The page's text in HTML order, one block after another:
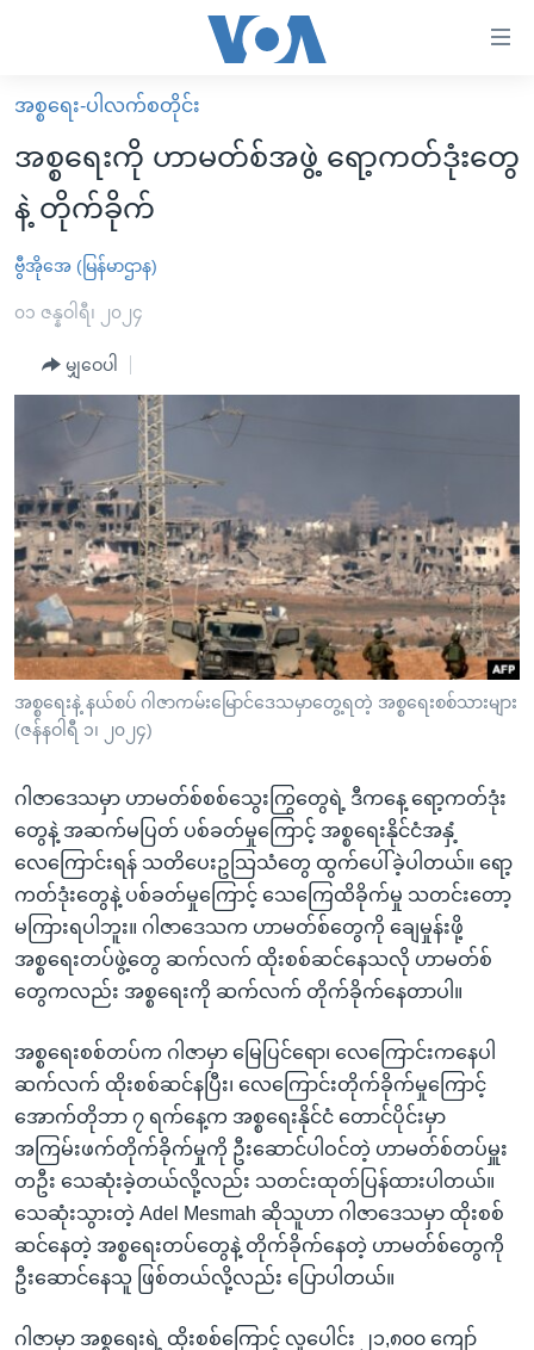
လွယ်ကူ
စေ
သည့်
Link
များ
ပင်မ
ပင်မ
အ
ညွန်း
စာမျက်နှာ
သို့
ကျော်
ကြည့်
ရန်
ရန်
နေရာ
သို့
ကျော်
ရန်
မူလစာမျက်နှာ
မြန်မာ
ကမ္ဘာ့သတင်းများ
နိုင်ငံတကာ
အမေရိကန်
အစ္စရေး-ပါလက်စတိုင်း
ဗွီဒီယို
သတင်းလွတ်လပ်ခွင့်
အင်္ဂလိပ်စာလေ့လာမယ်
အမေရိကန်သုံးအီဒီယံ
မကြေးမုံရဲ့ အင်္ဂလိပ်စာ
ရုပ်ရှင်ထဲက အင်္ဂလိပ်စာ
သုတပဒေသာ အင်္ဂလိပ်စာ
အပတ်စဉ်ကဏ္ဍများ
တီဗွီ
ရေဒီယိုနှင့်ရုပ်သံ အချက်အလက်များ
ရေဒီယို/တီဗွီအစီအစဉ်
Learning English
ဗွီအိုအေ လူမှုကွန်ယက်များ
အစ္စရေး-ပါလက်စတိုင်း
အစ္စရေးကို ဟာမတ်စ်အဖွဲ့ ရော့ကတ်ဒုံးတွေ
နဲ့ တိုက်ခိုက်
ဗွီအိုအေ (မြန်မာဌာန)
၀၁ ဇန္နဝါရီ၊ ၂၀၂၄
မျှဝေပါ
အစ္စရေးနဲ့ နယ်စပ် ဂါဇာကမ်းမြောင်ဒေသမှာတွေ့ရတဲ့ အစ္စရေးစစ်သားများ
(ဇန်နဝါရီ ၁၊ ၂၀၂၄)
ဂါဇာဒေသမှာ ဟာမတ်စ်စစ်သွေးကြွတွေရဲ့ ဒီကနေ့ ရော့ကတ်ဒုံး
တွေနဲ့ အဆက်မပြတ် ပစ်ခတ်မှုကြောင့် အစ္စရေးနိုင်ငံအနှံ့
လေကြောင်းရန် သတိပေးဥသြသံတွေ ထွက်ပေါ်ခဲ့ပါတယ်။ ရော့
ကတ်ဒုံးတွေနဲ့ ပစ်ခတ်မှုကြောင့် သေကြေထိခိုက်မှု သတင်းတော့
မကြားရပါဘူး။ ဂါဇာဒေသက ဟာမတ်စ်တွေကို ချေမှုန်းဖို့
အစ္စရေးတပ်ဖွဲ့တွေ ဆက်လက် ထိုးစစ်ဆင်နေသလို ဟာမတ်စ်
တွေကလည်း အစ္စရေးကို ဆက်လက် တိုက်ခိုက်နေတာပါ။
အစ္စရေးစစ်တပ်က ဂါဇာမှာ မြေပြင်ရော၊ လေကြောင်းကနေပါ
ဆက်လက် ထိုးစစ်ဆင်နပြီး၊ လေကြောင်းတိုက်ခိုက်မှုကြောင့်
အောက်တိုဘာ ၇ ရက်နေ့က အစ္စရေးနိုင်ငံ တောင်ပိုင်းမှာ
အကြမ်းဖက်တိုက်ခိုက်မှုကို ဦးဆောင်ပါဝင်တဲ့ ဟာမတ်စ်တပ်မှူး
တဦး သေဆုံးခဲ့တယ်လို့လည်း သတင်းထုတ်ပြန်ထားပါတယ်။
သေဆုံးသွားတဲ့ Adel Mesmah ဆိုသူဟာ ဂါဇာဒေသမှာ ထိုးစစ်
ဆင်နေတဲ့ အစ္စရေးတပ်တွေနဲ့ တိုက်ခိုက်နေတဲ့ ဟာမတ်စ်တွေကို
ဦးဆောင်နေသူ ဖြစ်တယ်လို့လည်း ပြောပါတယ်။
ဂါဇာမှာ အစ္စရေးရဲ့ ထိုးစစ်ကြောင့် လူပေါင်း ၂၁,၈၀၀ ကျော်